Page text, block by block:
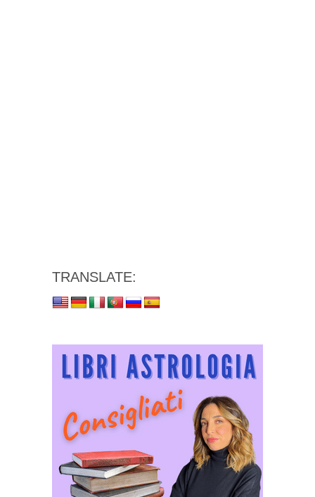
TRANSLATE: